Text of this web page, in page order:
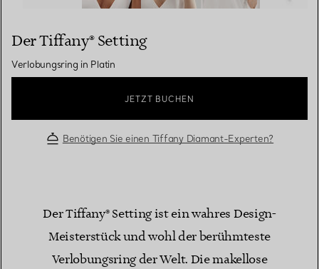
Der Tiffany® Setting
Verlobungsring in Platin
JETZT BUCHEN
Benötigen Sie einen Tiffany Diamant-Experten?
Der Tiffany® Setting ist ein wahres Design-
Meisterstück und wohl der berühmteste
Verlobungsring der Welt. Die makellose